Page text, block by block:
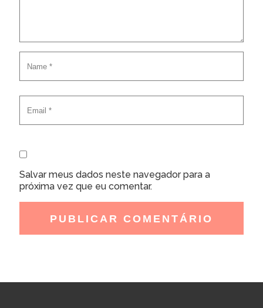
Salvar meus dados neste navegador para a
próxima vez que eu comentar.